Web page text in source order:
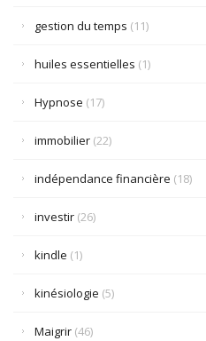
gestion du temps (11)
huiles essentielles (1)
Hypnose (17)
immobilier (22)
indépendance financière (18)
investir (26)
kindle (1)
kinésiologie (5)
Maigrir (46)